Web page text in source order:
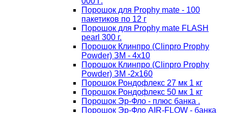
Порошок для Proрhy mate - 100
пакетиков по 12 г
Порошок для Proрhy mate FLASH
pearl 300 г.
Порошок Клинпро (Clinpro Prophy
Powder) ЗМ - 4х10
Порошок Клинпро (Clinpro Prophy
Powder) ЗМ -2х160
Порошок Рондофлекс 27 мк 1 кг
Порошок Рондофлекс 50 мк 1 кг
Порошок Эр-Фло - плюс банка .
Порошок Эр-Фло AIR-FLOW - банка